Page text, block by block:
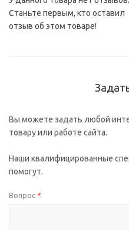
Станьте первым, кто оставил
отзыв об этом товаре!
Вы можете задать любой
товару или работе сайта.
Наши квалифицированные
помогут.
Вопрос *